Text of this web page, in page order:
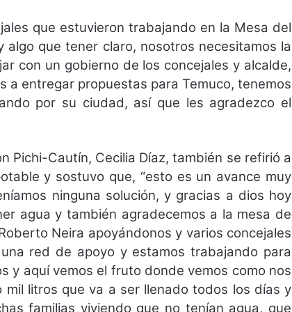
que estuvieron trabajando en la Mesa del
algo que tener claro, nosotros necesitamos la
con un gobierno de los concejales y alcalde,
a entregar propuestas para Temuco, tenemos
por su ciudad, así que les agradezco el
Pichi-Cautín, Cecilia Díaz, también se refirió a
y sostuvo que, “esto es un avance muy
ninguna solución, y gracias a dios hoy
agua y también agradecemos a la mesa de
Neira apoyándonos y varios concejales
red de apoyo y estamos trabajando para
y aquí vemos el fruto donde vemos como nos
litros que va a ser llenado todos los días y
familias viviendo que no tenían agua, que